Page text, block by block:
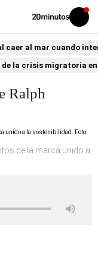
Volver
Iniciar
sesión
caer al mar cuando
la crisis migratoria
Ralph
de la marca unido a